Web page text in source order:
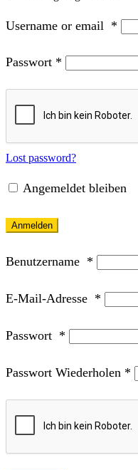
Username or email *
Passwort *
Lost password?
Angemeldet bleiben
Anmelden
Benutzername *
E-Mail-Adresse *
Passwort *
Passwort Wiederholen *